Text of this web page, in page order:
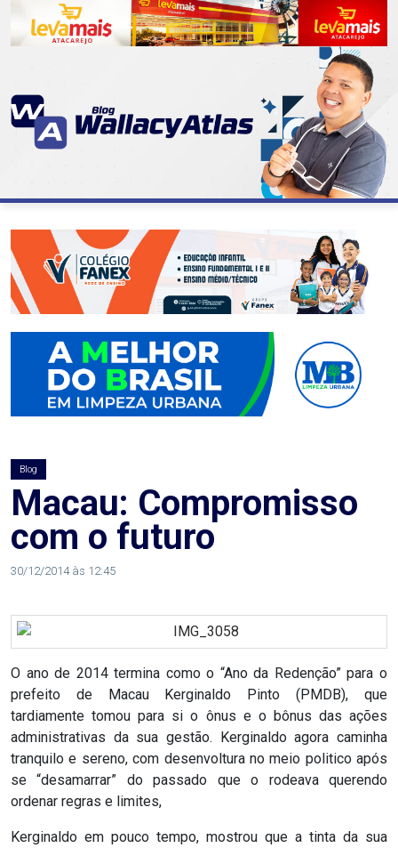
07
DE
ABASTECIMENTO
AÇÃO
SOCIAL
ADMINISTRAÇÃO
AGOSTO
ALEGRIA
ALRN
ARTICULAÇÃO
PARLAMENTAR
ARTIGO
ASSEMBLEIA
DO
RN
Blog
Macau: Compromisso
com o futuro
30/12/2014 às 12:45
O ano de 2014 termina como o “Ano da Redenção” para o
prefeito de Macau Kerginaldo Pinto (PMDB), que
tardiamente tomou para si o ônus e o bônus das ações
administrativas da sua gestão. Kerginaldo agora caminha
tranquilo e sereno, com desenvoltura no meio politico após
se “desamarrar” do passado que o rodeava querendo
ordenar regras e limites,
Kerginaldo em pouco tempo, mostrou que a tinta da sua